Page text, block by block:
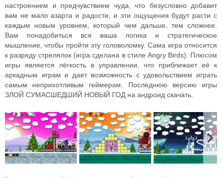
настроением и предчувствием чуда, что безусловно добавит
вам не мало азарта и радости, и эти ощущения будут расти с
каждым новым уровнем, который чем дальше, тем сложнее.
Вам понадобиться вся ваша логика и стратегическое
мышление, чтобы пройти эту головоломку. Сама игра относится
к разряду стрелялок (игра сделана в стиле Angry Birds). Плюсом
игры является лёгкость в управлении, что приближает её к
аркадным играм и дает возможность с удовольствием играть
самым неприхотливым геймерам. Последнюю версию игры
ЗЛОЙ СУМАСШЕДШИЙ НОВЫЙ ГОД на андроид скачать.